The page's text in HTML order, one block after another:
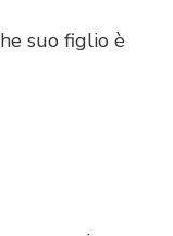
suo figlio è